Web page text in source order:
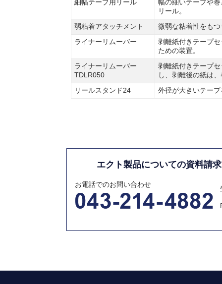
細幅テープ用リール
幅の細いテープや
リール。
弱粘着アタッチメント
微弱な粘着性をも
ライナーリムーバー
剥離紙付きテープ
ための装置。
ライナーリムーバー
TDLR050
剥離紙付きテープ
し、剥離後の紙は
リールスタンド24
外径が大きいテー
エクト製品についての資料請
お電話でのお問い合わせ